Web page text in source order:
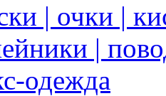
| очки |
|
одежда